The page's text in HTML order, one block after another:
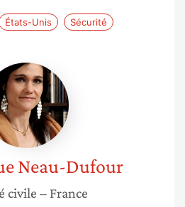
États-Unis Sécurité
Frédérique
Neau-
Dufour
Neau-Dufour
civile – France